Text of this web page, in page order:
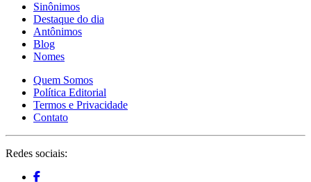
Sinônimos
Destaque do dia
Antônimos
Blog
Nomes
Quem Somos
Política Editorial
Termos e Privacidade
Contato
Redes sociais: